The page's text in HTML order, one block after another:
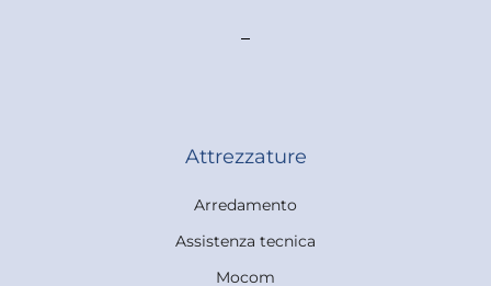
Attrezzature
Arredamento
Assistenza tecnica
Mocom